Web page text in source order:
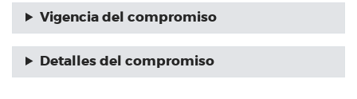
Vigencia del compromiso
Detalles del compromiso